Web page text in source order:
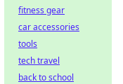
fitness gear
car accessories
tools
tech travel
back to school